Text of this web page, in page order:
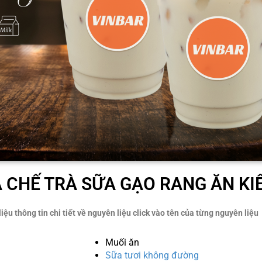
TRÀ SỮA GẠO RANG ĂN
thông tin chi tiết về nguyên liệu click vào tên của từng nguyên liệu
Muối ăn
Sữa tươi không đường